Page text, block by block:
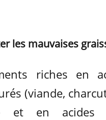
les mauvaises
riches en
(viande,
et en acides